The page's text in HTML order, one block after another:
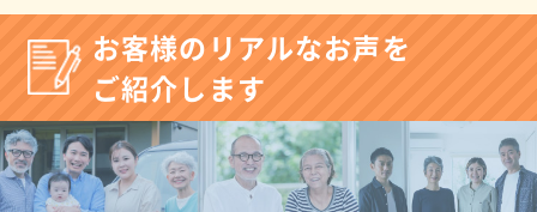
お客様のリアルなお声を
ご紹介します